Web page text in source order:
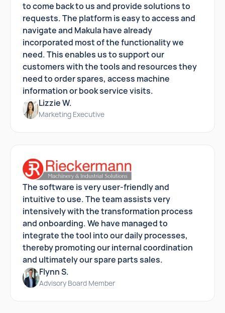
to come back to us and provide solutions to
requests. The platform is easy to access and
navigate and Makula have already
incorporated most of the functionality we
need. This enables us to support our
customers with the tools and resources they
need to order spares, access machine
information or book service visits.
Lizzie W.
Marketing Executive
The software is very user-friendly and
intuitive to use. The team assists very
intensively with the transformation process
and onboarding. We have managed to
integrate the tool into our daily processes,
thereby promoting our internal coordination
and ultimately our spare parts sales.
Flynn S.
Advisory Board Member